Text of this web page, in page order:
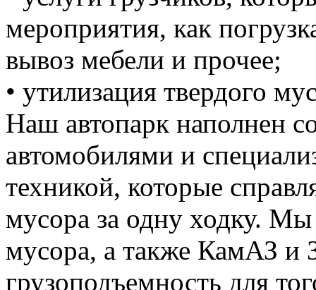
мероприятия, как
вывоз мебели и прочее;
• утилизация твердого
Наш автопарк наполнен
автомобилями и
техникой, которые
мусора за одну ходку. Мы
мусора, а также КамАЗ
грузоподъемность для